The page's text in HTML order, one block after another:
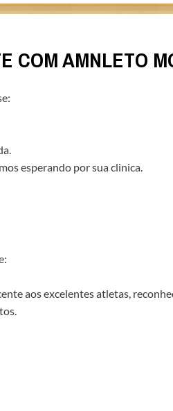
COM AMNLETO
esperando por sua clinica.
aos excelentes atletas,